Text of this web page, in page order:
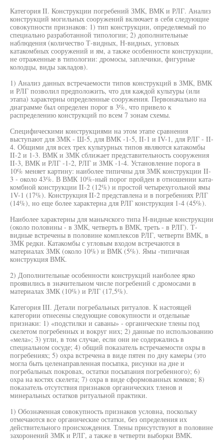
Категория II. Конструкции погребений ЗМК, ВМК и РЛГ. Анализ
конструкций могильных сооружений включает в себя следующие
совокупности признаков: 1) тип конструкции, определяемый по
специально разработанной типологии; 2) дополнительные
наблюдения (количество Т-видных, Н-видных, угловых
катакомбных сооружений и ям, а также особенности конструкции,
не отраженные в типологии: дромосы, заплечики, фигурные
колодцы, виды закладов).
1) Анализ данных встречаемости типов конструкций в ЗМК, ВМК
и РЛГ позволил предположить, что для каждой культуры (или
этапа) характерны определенные сооружения. Первоначально на
диаграмме был определен порог в 3%, что привело к
распределению конструкций по всем 7 зонам схемы.
Специфическими конструкциями на этом этапе сравнения
выступают для ЗМК - Ш-5, для ВМК -1-5, II-1 и IV-1, для РЛГ - II-
4. Общими для всех трех культурных типов являются катакомбы
II-2 и 1-3. ВМК и ЗМК сближает представительность сооружения
II-3, ВМК и РЛГ -1-2, РЛГ и ЗМК -1-4. Установление порога в
10% меняет картину: наиболее типичны для ЗМК конструкции II-
3 - около 43%. В ВМК 10%-ный порог пройден в отношении ката-
комбной конструкции II-2 (12%) и простой четырехугольной ямы
1V-1 (17%). Конструкция II-2 представлена и в погребениях РЛГ
(14%), но еще более характерна для РЛГ конструкция 1-4 (45%).
Наиболее характерны для манычского типа Н-видные конструкции
(около половины - в ЗМК, четверть в ВМК, треть - в РЛГ). Т-
видные встречены в половине комплексов РЛГ, четверти ВМК, в
ЗМК редки. Катакомбы с угловым входом встречаются в
материалах ЗМК (около 10%) и ВМК (5%). Ямы -типичная
конструкция ВМК.
2) Дополнительные особенности конструкций наиболее ярко
проявились в значительном числе погребений с дромосами в
материалах ЗМК (10%) и РЛГ (17,5%).
Категория III. Детали погребальных ритуалов. К настоящей
категории отнесены следующие совокупности и отдельные
признаки: 1) «подстилки и саваны» - органические тлены под
скелетом погребенных и вокруг них; 2) данные по использованию
«мела»; 3) угли, в том случае, если они не содержались в
специальном сосуде; 4) общий показатель встречаемости охры в
погребениях; 5) охра встречена в виде пятен по дну камеры (это
могла быть целенаправленная посыпка, рисунки на дне и
погребальных покровах, остатки посыпания погребенного); 6)
охра на костях скелета; 7) охра в виде сформованных комков; 8)
показатель отсутствия признаков органических тленов и
минеральных остатков ритуальной практики.
1) Обозначенная совокупность признаков условна, поскольку
отмечаются все органические остатки, без определения их
действительного происхождения. Тлены присутствуют в половине
захоронений ЗМК и РЛГ, а также в четверти выборки ВМК.